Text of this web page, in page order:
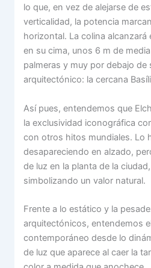
lo que, en vez de alejarse de
verticalidad, la potencia
horizontal. La colina alcanzará
en su cima, unos 6 m de
palmeras y muy por debajo de
arquitectónico: la cercana
Así pues, entendemos que
la exclusividad iconográfica
con otros hitos mundiales. Lo
desapareciendo en alzado,
de luz en la planta de la
simbolizando un valor natural.
Frente a lo estático y la
arquitectónicos, entendemos
contemporáneo desde lo
de luz que aparece al caer la